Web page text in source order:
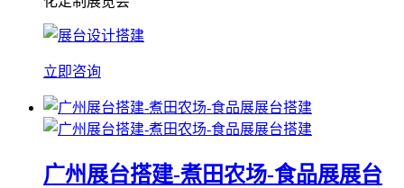
立即咨询
广州展台搭建-煮田农场-食品展展台